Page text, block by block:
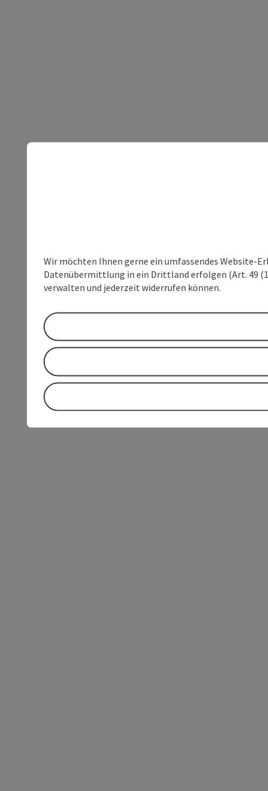
Wir möchten Ihnen gerne ein umfassendes Website-
Datenübermittlung in ein Drittland erfolgen (Art. 49
verwalten und jederzeit widerrufen können.